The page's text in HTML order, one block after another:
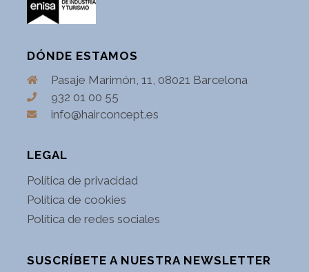
DÓNDE ESTAMOS
Pasaje Marimón, 11, 08021 Barcelona
932 01 00 55
info@hairconcept.es
LEGAL
Política de privacidad
Política de cookies
Política de redes sociales
SUSCRÍBETE A NUESTRA NEWSLETTER